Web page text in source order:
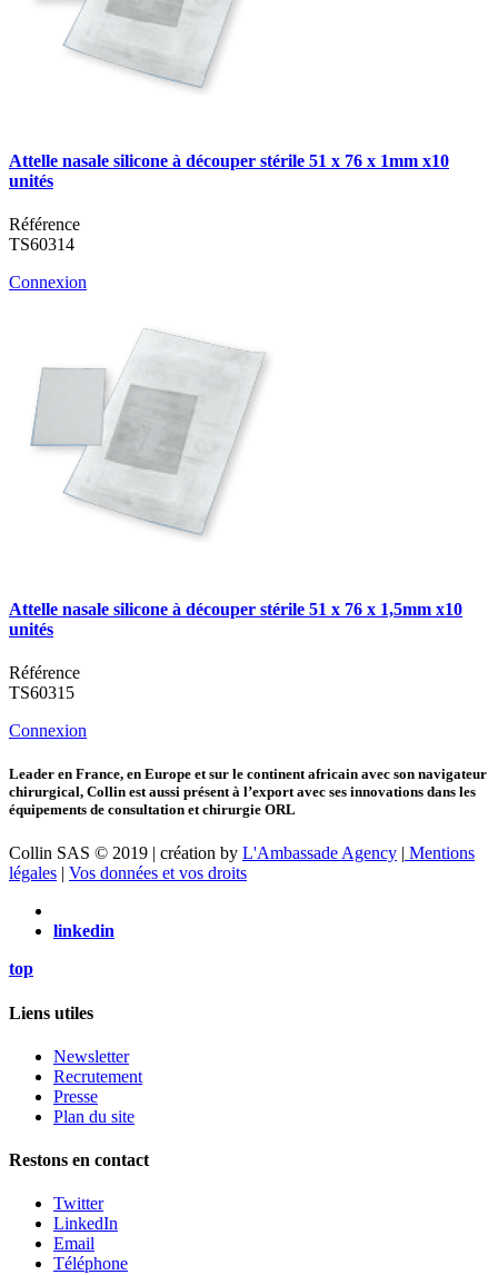
Attelle nasale silicone à découper stérile 51 x 76 x 1mm x10
unités
Référence
TS60314
Connexion
Attelle nasale silicone à découper stérile 51 x 76 x 1,5mm x10
unités
Référence
TS60315
Connexion
Leader en France, en Europe et sur le continent africain avec son navigateur
chirurgical, Collin est aussi présent à l’export avec ses innovations dans les
équipements de consultation et chirurgie ORL
Collin SAS © 2019 | création by L'Ambassade Agency | Mentions
légales | Vos données et vos droits
linkedin
top
Liens utiles
Newsletter
Recrutement
Presse
Plan du site
Restons en contact
Twitter
LinkedIn
Email
Téléphone